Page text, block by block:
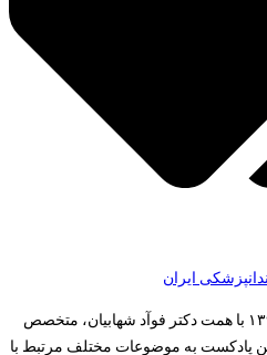
ایران
پادکست دنتکست از شهریور ماه ۱۳۹۸ با همت دکتر فوآد شهابیان، متخصص
این پادکست به موضوعات مختلف مرتبط با